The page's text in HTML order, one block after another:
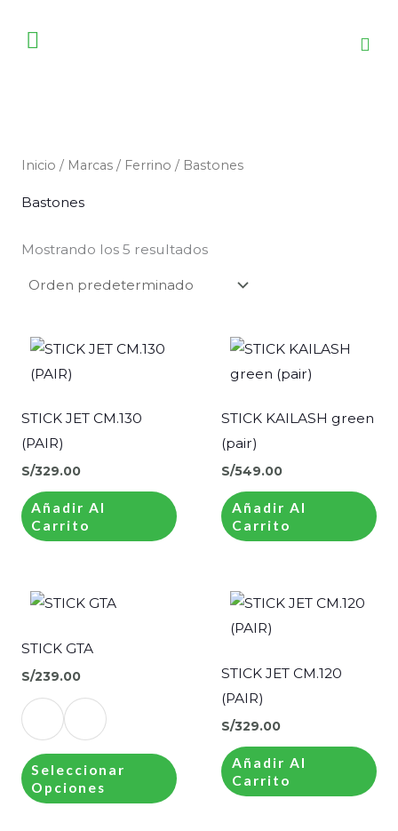
Inicio / Marcas/ Ferrino / Bastones
Bastones
Mostrando los 5 resultados
STICK JET CM.130
(PAIR)
S/329.00
Añadir Al
Carrito
STICK KAILASH green
(pair)
S/549.00
Añadir Al
Carrito
STICK GTA
S/239.00
Seleccionar
Opciones
múltiples
variantes.
pueden
STICK JET CM.120
(PAIR)
S/329.00
Añadir Al
Carrito